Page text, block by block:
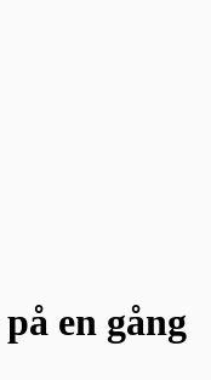
på en gång